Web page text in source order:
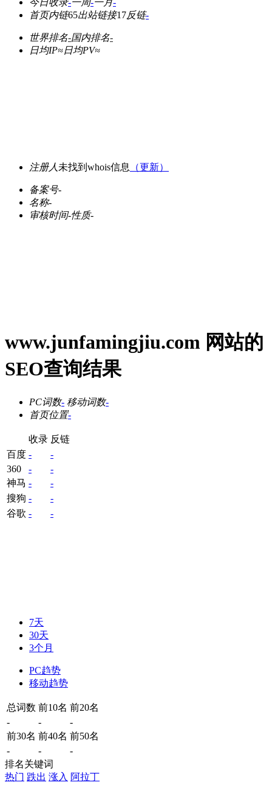
首页内链65出站链接17反链-
世界排名-国内排名-
日均IP≈日均PV≈
注册人 未找到whois信息 （更新）
备案号-
名称-
审核时间-性质-
www.junfamingjiu.com 网站的
SEO查询结果
PC词数- 移动词数-
首页位置-
收录 反链
百度 -
-
360
-
-
神马 -
-
搜狗 -
-
谷歌 - -
7天
30天
3个月
PC趋势
移动趋势
总词数 前10名 前20名
-
-
-
前30名 前40名 前50名
-
-
-
排名关键词
热门 跌出 涨入 阿拉丁